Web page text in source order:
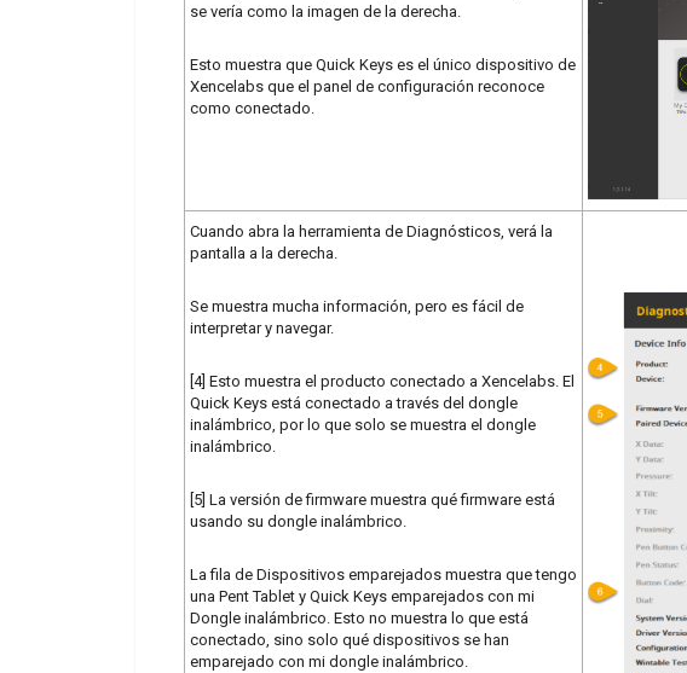
se vería como la imagen de la derecha.
Esto muestra que Quick Keys es el único dispositivo de
Xencelabs que el panel de configuración reconoce
como conectado.
Cuando abra la herramienta de Diagnósticos, verá la
pantalla a la derecha.
Se muestra mucha información, pero es fácil de
interpretar y navegar.
[4] Esto muestra el producto conectado a Xencelabs. El
Quick Keys está conectado a través del dongle
inalámbrico, por lo que solo se muestra el dongle
inalámbrico.
[5] La versión de firmware muestra qué firmware está
usando su dongle inalámbrico.
La fila de Dispositivos emparejados muestra que tengo
una Pent Tablet y Quick Keys emparejados con mi
Dongle inalámbrico. Esto no muestra lo que está
conectado, sino solo qué dispositivos se han
emparejado con mi dongle inalámbrico.